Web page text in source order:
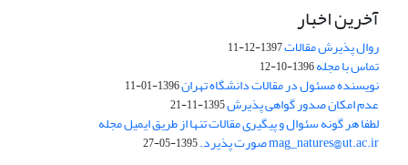
آخرین اخبار
روال پذیرش مقالات1397-12-11
تماس با مجله1396-10-12
نویسنده مسئول در مقالات دانشگاه تهران1396-01-11
عدم امکان صدور گواهی پذیرش1395-11-21
لطفا هر گونه سئوال و پیگیری مقالات تنها از طریق ایمیل مجله
mag_natures@ut.ac.ir صورت پذیرد. 1395-05-27